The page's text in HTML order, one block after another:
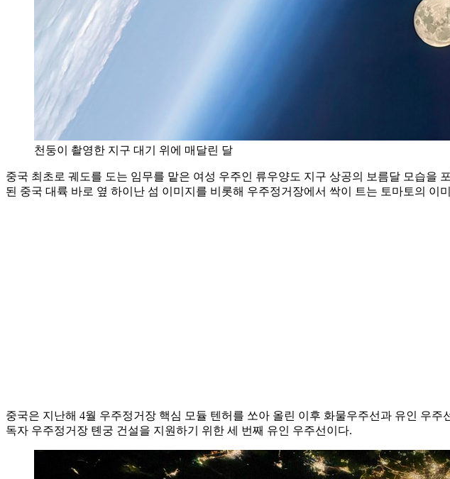
천둥이 촬영한 지구 대기 위에 매달린 달
중국 최초로 궤도를 도는 임무를 맡은 여성 우주인 류우양도 지구 상공의 보름달 모습을
된 중국 대륙 바로 옆 하이난 섬 이미지를 비롯해 우주정거장에서 싹이 트는 토마토의 이
중국은 지난해 4월 우주정거장 핵심 모듈 텐허를 쏘아 올린 이후 화물우주선과 유인 우
독자 우주정거장 톈궁 건설을 지원하기 위한 세 번째 유인 우주선이다.